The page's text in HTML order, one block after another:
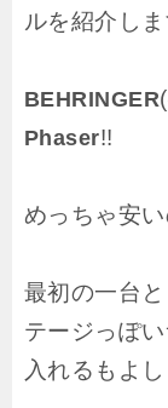
ルを紹介しま
BEHRINGER(
Phaser!!
めっちゃ安
最初の一台
テージっぽ
入れるもよし